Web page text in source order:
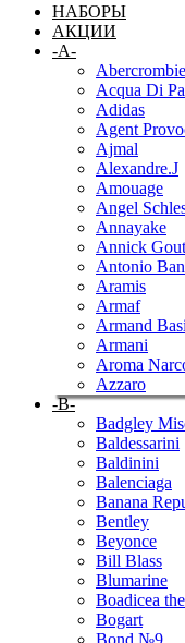
НАБОРЫ
АКЦИИ
-A-
Acqua Di
Adidas
Agent
Ajmal
Alexandre.J
Amouage
Angel
Annayake
Annick
Antonio
Aramis
Armaf
Armand Basi
Armani
Aroma
Azzaro
-B-
Badgley
Baldessarini
Baldinini
Balenciaga
Banana
Bentley
Beyonce
Bill Blass
Blumarine
Boadicea
Bogart
Bond №9